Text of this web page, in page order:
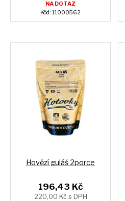
NA DOTAZ
Kód: 11000562
Hovězí guláš 2porce
196,43 Kč
220,00 Kč s DPH